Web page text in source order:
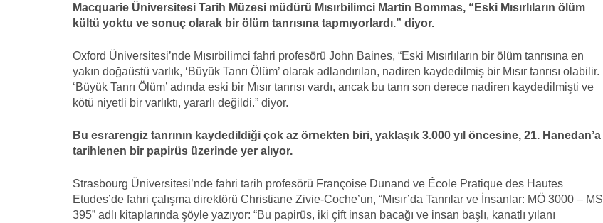
Macquarie Üniversitesi Tarih Müzesi müdürü Mısırbilimci Martin Bommas, “Eski Mısırlıların ölüm
kültü yoktu ve sonuç olarak bir ölüm tanrısına tapmıyorlardı.” diyor.
Oxford Üniversitesi’nde Mısırbilimci fahri profesörü John Baines, “Eski Mısırlıların bir ölüm tanrısına en
yakın doğaüstü varlık, ‘Büyük Tanrı Ölüm’ olarak adlandırılan, nadiren kaydedilmiş bir Mısır tanrısı olabilir.
‘Büyük Tanrı Ölüm’ adında eski bir Mısır tanrısı vardı, ancak bu tanrı son derece nadiren kaydedilmişti ve
kötü niyetli bir varlıktı, yararlı değildi.” diyor.
Bu esrarengiz tanrının kaydedildiği çok az örnekten biri, yaklaşık 3.000 yıl öncesine, 21. Hanedan’a
tarihlenen bir papirüs üzerinde yer alıyor.
Strasbourg Üniversitesi’nde fahri tarih profesörü Françoise Dunand ve École Pratique des Hautes
Etudes’de fahri çalışma direktörü Christiane Zivie-Coche’un, “Mısır’da Tanrılar ve İnsanlar: MÖ 3000 – MS
395” adlı kitaplarında şöyle yazıyor: “Bu papirüs, iki çift insan bacağı ve insan başlı, kanatlı yılanı